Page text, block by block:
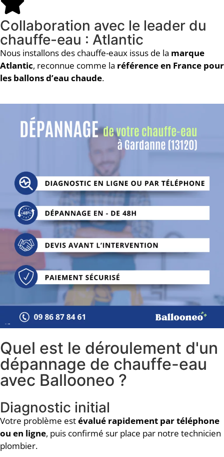
Collaboration avec le leader du
chauffe-eau : Atlantic
Nous installons des chauffe-eaux issus de la marque
Atlantic, reconnue comme la référence en France pour
les ballons d’eau chaude.
Quel est le déroulement d'un
dépannage de chauffe-eau
avec Ballooneo ?
Diagnostic initial
Votre problème estévalué rapidement par téléphone
ou en ligne, puis confirmé sur place par notre technicien
plombier.